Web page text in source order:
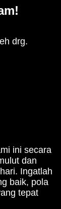
drg.
ini secara
dan
Ingatlah
baik, pola
tepat